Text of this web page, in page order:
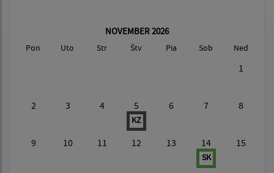
NOVEMBER 2026
Pon Uto Str Štv Pia Sob Ned
1
2 3 4 5
KZ
6 7 8
9 10 11 12 13 14
SK
15